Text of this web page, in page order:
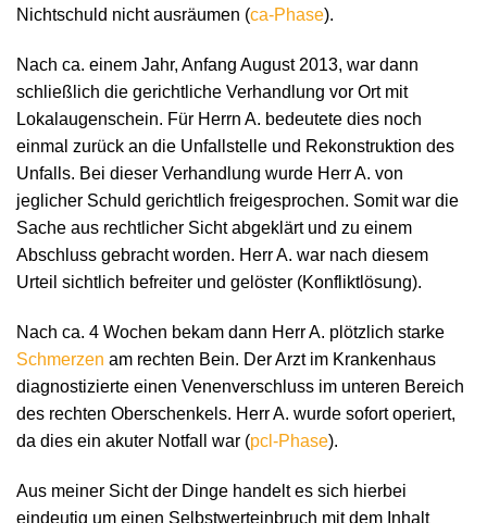
Nichtschuld nicht ausräumen (ca-Phase).
Nach ca. einem Jahr, Anfang August 2013, war dann
schließlich die gerichtliche Verhandlung vor Ort mit
Lokalaugenschein. Für Herrn A. bedeutete dies noch
einmal zurück an die Unfallstelle und Rekonstruktion des
Unfalls. Bei dieser Verhandlung wurde Herr A. von
jeglicher Schuld gerichtlich freigesprochen. Somit war die
Sache aus rechtlicher Sicht abgeklärt und zu einem
Abschluss gebracht worden. Herr A. war nach diesem
Urteil sichtlich befreiter und gelöster (Konfliktlösung).
Nach ca. 4 Wochen bekam dann Herr A. plötzlich starke
Schmerzen am rechten Bein. Der Arzt im Krankenhaus
diagnostizierte einen Venenverschluss im unteren Bereich
des rechten Oberschenkels. Herr A. wurde sofort operiert,
da dies ein akuter Notfall war (pcl-Phase).
Aus meiner Sicht der Dinge handelt es sich hierbei
eindeutig um einen Selbstwerteinbruch mit dem Inhalt